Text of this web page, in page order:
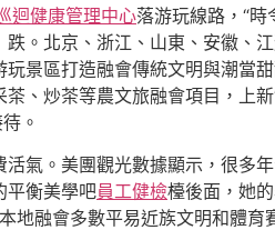
迴健康管理中心落游玩線路，“時
。北京、浙江、山東、安徽、
景區打造融會傳統文明與潮當
、炒茶等農文旅融會項目，上
。
氣。美團觀光數據顯示，很多
平衡美學吧員工健檢檯後面，她
地融會多數平易近族文明和體